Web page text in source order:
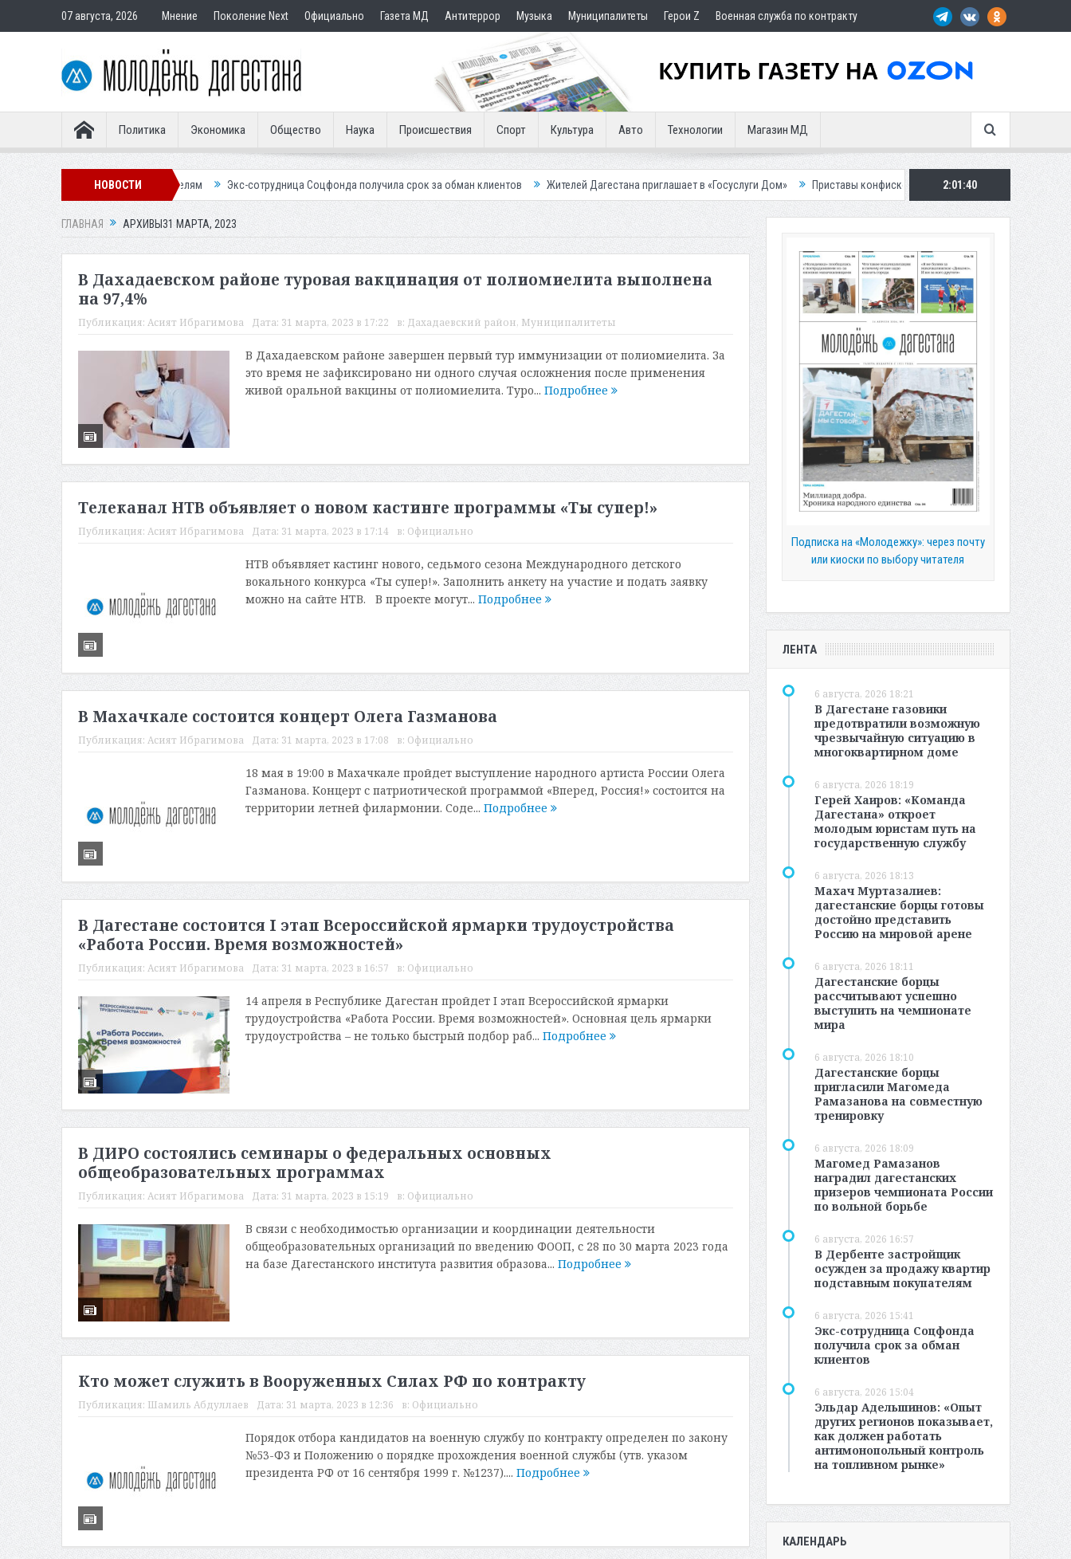
07 августа, 2026 Мнение Поколение Next Официально Газета МД Антитеррор Музыка Муниципалитеты Герои Z Военная служба по контракту
Политика Экономика Общество Наука Происшествия Спорт Культура Авто Технологии Магазин МД
НОВОСТИ
подставным покупателям Экс-сотрудница Соцфонда получила срок за обман клиентов Жителей Дагестана приглашает в «Госуслуги Дом» Приставы конфисковали двух бурых медведей у жителя Дагестана
2:01:41
ГЛАВНАЯ АРХИВЫ31 МАРТА, 2023
В Дахадаевском районе туровая вакцинация от полиомиелита выполнена
на 97,4%
Публикация: Асият Ибрагимова Дата: 31 марта, 2023 в 17:22 в: Дахадаевский район, Муниципалитеты
В Дахадаевском районе завершен первый тур иммунизации от полиомиелита. За
это время не зафиксировано ни одного случая осложнения после применения
живой оральной вакцины от полиомиелита. Туро... Подробнее
Телеканал НТВ объявляет о новом кастинге программы «Ты супер!»
Публикация: Асият Ибрагимова Дата: 31 марта, 2023 в 17:14 в: Официально
НТВ объявляет кастинг нового, седьмого сезона Международного детского
вокального конкурса «Ты супер!». Заполнить анкету на участие и подать заявку
можно на сайте НТВ. В проекте могут... Подробнее
В Махачкале состоится концерт Олега Газманова
Публикация: Асият Ибрагимова Дата: 31 марта, 2023 в 17:08 в: Официально
18 мая в 19:00 в Махачкале пройдет выступление народного артиста России Олега
Газманова. Концерт с патриотической программой «Вперед, Россия!» состоится на
территории летней филармонии. Соде... Подробнее
В Дагестане состоится I этап Всероссийской ярмарки трудоустройства
«Работа России. Время возможностей»
Публикация: Асият Ибрагимова Дата: 31 марта, 2023 в 16:57 в: Официально
14 апреля в Республике Дагестан пройдет I этап Всероссийской ярмарки
трудоустройства «Работа России. Время возможностей». Основная цель ярмарки
трудоустройства – не только быстрый подбор раб... Подробнее
В ДИРО состоялись семинары о федеральных основных
общеобразовательных программах
Публикация: Асият Ибрагимова Дата: 31 марта, 2023 в 15:19 в: Официально
В связи с необходимостью организации и координации деятельности
общеобразовательных организаций по введению ФООП, с 28 по 30 марта 2023 года
на базе Дагестанского института развития образова... Подробнее
Кто может служить в Вооруженных Силах РФ по контракту
Публикация: Шамиль Абдуллаев Дата: 31 марта, 2023 в 12:36 в: Официально
Порядок отбора кандидатов на военную службу по контракту определен по закону
№53-ФЗ и Положению о порядке прохождения военной службы (утв. указом
президента РФ от 16 сентября 1999 г. №1237).... Подробнее
Подписка на «Молодежку»: через почту
или киоски по выбору читателя
ЛЕНТА
6 августа, 2026 18:21
В Дагестане газовики
предотвратили возможную
чрезвычайную ситуацию в
многоквартирном доме
6 августа, 2026 18:19
Герей Хаиров: «Команда
Дагестана» откроет
молодым юристам путь на
государственную службу
6 августа, 2026 18:13
Махач Муртазалиев:
дагестанские борцы готовы
достойно представить
Россию на мировой арене
6 августа, 2026 18:11
Дагестанские борцы
рассчитывают успешно
выступить на чемпионате
мира
6 августа, 2026 18:10
Дагестанские борцы
пригласили Магомеда
Рамазанова на совместную
тренировку
6 августа, 2026 18:09
Магомед Рамазанов
наградил дагестанских
призеров чемпионата России
по вольной борьбе
6 августа, 2026 16:57
В Дербенте застройщик
осужден за продажу квартир
подставным покупателям
6 августа, 2026 15:41
Экс-сотрудница Соцфонда
получила срок за обман
клиентов
6 августа, 2026 15:04
Эльдар Адельшинов: «Опыт
других регионов показывает,
как должен работать
антимонопольный контроль
на топливном рынке»
КАЛЕНДАРЬ